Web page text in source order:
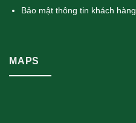
Bảo mật thông tin khách hàng
MAPS